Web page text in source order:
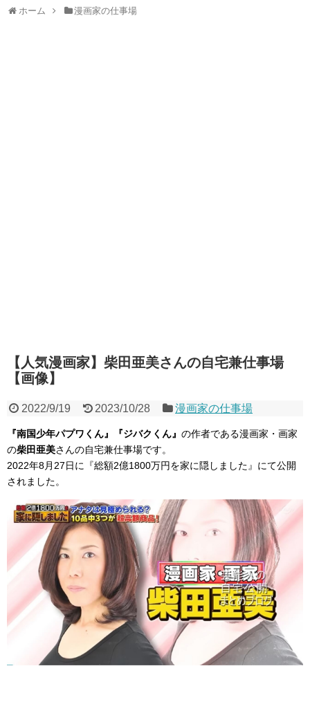
ホーム 漫画家の仕事場
【人気漫画家】柴田亜美さんの自宅兼仕事場
【画像】
2022/9/19 2023/10/28 漫画家の仕事場
『南国少年パプワくん』『ジバクくん』 の作者である漫画家・画家
の柴田亜美さんの自宅兼仕事場です。
2022年8月27日に『総額2億1800万円を家に隠しました』にて公開
されました。